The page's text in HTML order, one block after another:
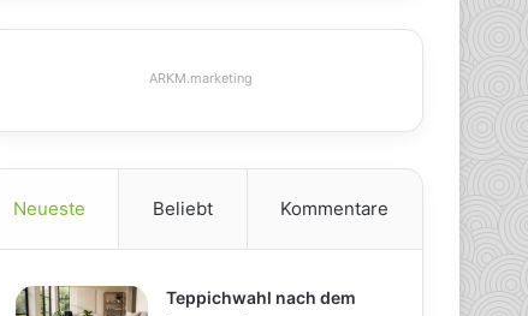
ARKM.marketing
Neueste Beliebt Kommentare
Teppichwahl nach dem